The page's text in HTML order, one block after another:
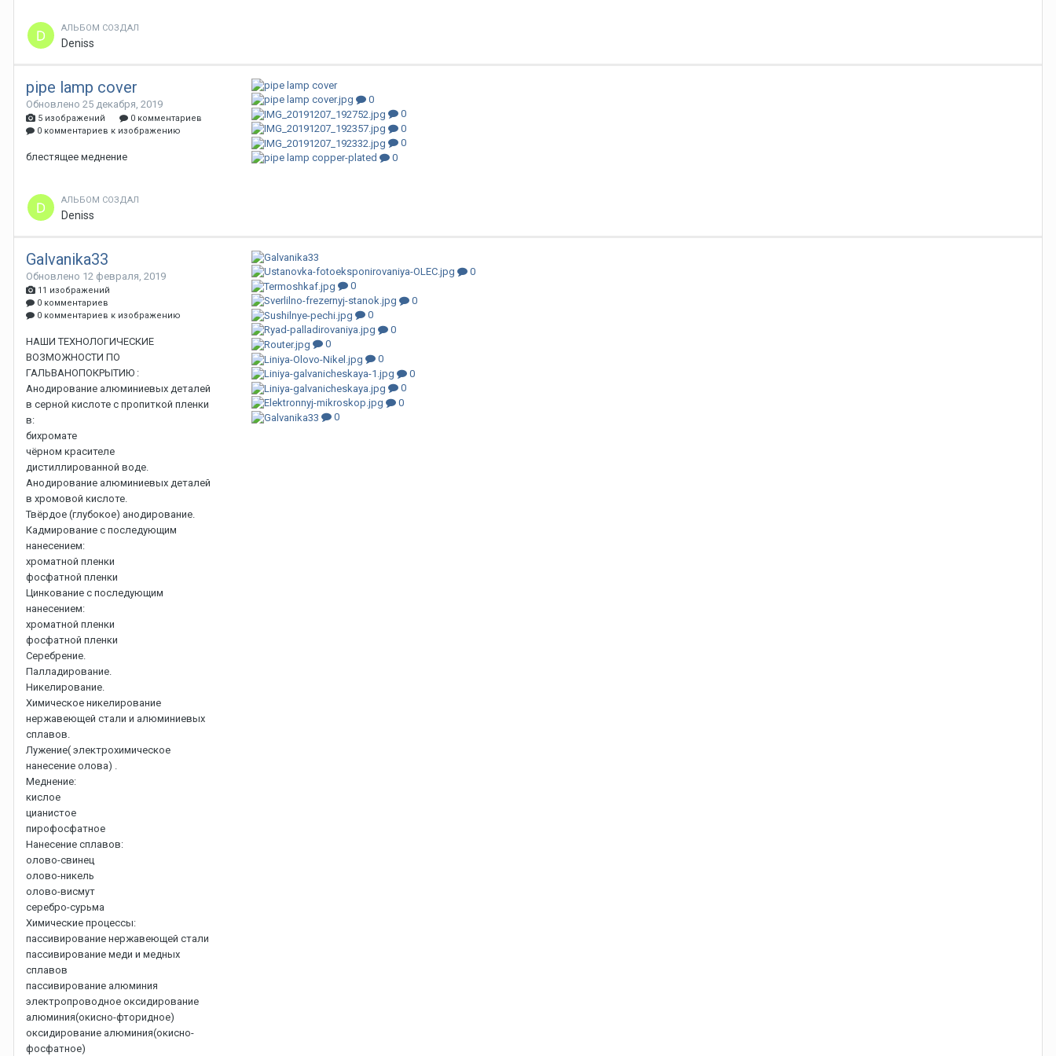
АЛЬБОМ СОЗДАЛ
Deniss
pipe lamp cover
Обновлено 25 декабря, 2019
5 изображений
0 комментариев
0 комментариев к изображению
блестящее меднение
АЛЬБОМ СОЗДАЛ
Deniss
0
0
0
0
0
Galvanika33
Обновлено 12 февраля, 2019
11 изображений
0 комментариев
0 комментариев к изображению
НАШИ ТЕХНОЛОГИЧЕСКИЕ
ВОЗМОЖНОСТИ ПО
ГАЛЬВАНОПОКРЫТИЮ :
Анодирование алюминиевых деталей
в серной кислоте с пропиткой пленки
в:
бихромате
чёрном красителе
дистиллированной воде.
Анодирование алюминиевых деталей
в хромовой кислоте.
Твёрдое (глубокое) анодирование.
Кадмирование с последующим
нанесением:
хроматной пленки
фосфатной пленки
Цинкование с последующим
нанесением:
хроматной пленки
фосфатной пленки
Серебрение.
Палладирование.
Никелирование.
Химическое никелирование
нержавеющей стали и алюминиевых
сплавов.
Лужение( электрохимическое
нанесение олова) .
Меднение:
кислое
цианистое
пирофосфатное
Нанесение сплавов:
олово-свинец
олово-никель
олово-висмут
серебро-сурьма
Химические процессы:
пассивирование нержавеющей стали
пассивирование меди и медных
сплавов
пассивирование алюминия
электропроводное оксидирование
алюминия(окисно-фторидное)
оксидирование алюминия(окисно-
фосфатное)
0
0
0
0
0
0
0
0
0
0
0